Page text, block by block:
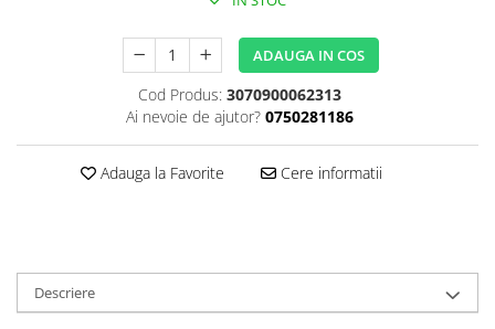
ADAUGA IN COS
Cod Produs: 3070900062313
Ai nevoie de ajutor? 0750281186
Adauga la Favorite Cere informatii
Descriere